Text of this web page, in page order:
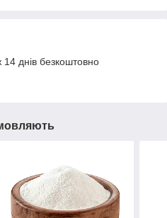
днів безкоштовно